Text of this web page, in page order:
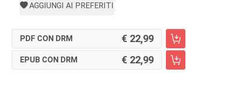
AGGIUNGI AI PREFERITI
PDF CON DRM 22,99
EPUB CON DRM 22,99